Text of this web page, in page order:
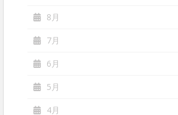
8月
7月
6月
5月
4月